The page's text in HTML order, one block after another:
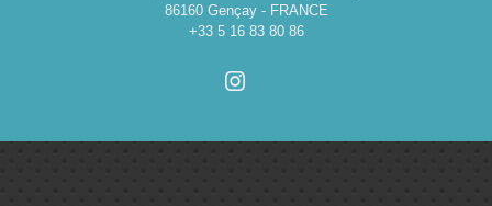
86160 Gençay - FRANCE
+33 5 16 83 80 86